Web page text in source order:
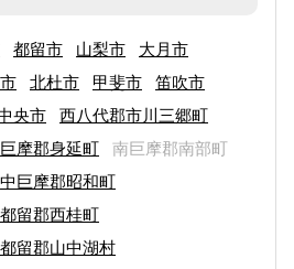
都留市 山梨市
大月市
北杜市 甲斐市
笛吹市
央市
西八代郡市川三郷町
摩郡身延町
南巨摩郡南部町
中巨摩郡昭和町
留郡西桂町
留郡山中湖村